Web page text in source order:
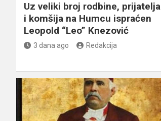
Uz veliki broj rodbine, prijatelja
i komšija na Humcu ispraćen
Leopold “Leo” Knezović
3 dana ago Redakcija